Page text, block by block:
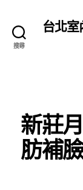
搜尋
台北
新莊
肪補